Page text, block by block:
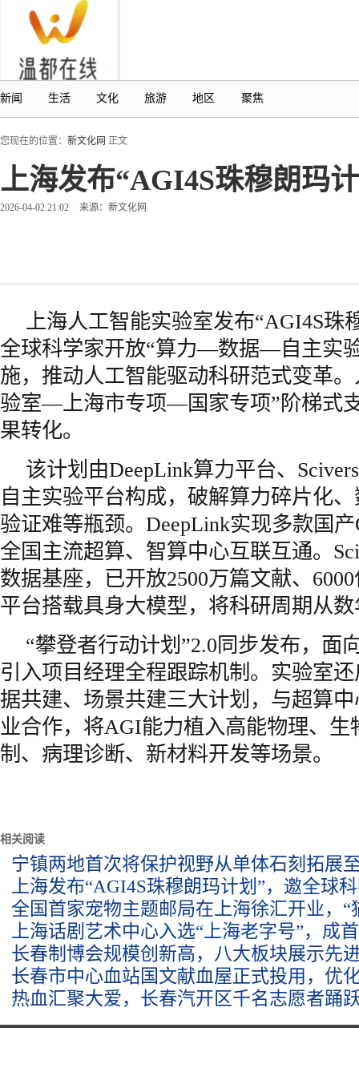
新闻 生活 文化 旅游 地区 聚焦
您现在的位置： 新文化网 正文
上海发布“AGI4S珠穆朗玛
2026-04-02 21:02 来源：新文化网
上海人工智能实验室发布“AGI4S珠
全球科学家开放“算力—数据—自主实
施，推动人工智能驱动科研范式变革
验室—上海市专项—国家专项”阶梯式
果转化。
该计划由DeepLink算力平台、
自主实验平台构成，破解算力碎片化
验证难等瓶颈。DeepLink实现多款国
全国主流超算、智算中心互联互通。
数据基座，已开放2500万篇文献、
平台搭载具身大模型，将科研周期从
“攀登者行动计划”2.0同步发布，面
引入项目经理全程跟踪机制。实验室
据共建、场景共建三大计划，与超算
业合作，将AGI能力植入高能物理、生
制、病理诊断、新材料开发等场景。
相关阅读
宁镇两地首次将保护视野从单体石刻拓展
上海发布“AGI4S珠穆朗玛计划”，邀全球
全国首家宠物主题邮局在上海徐汇开业，“
上海话剧艺术中心入选“上海老字号”，成
长春制博会规模创新高，八大板块展示先
长春市中心血站国文献血屋正式投用，优
热血汇聚大爱，长春汽开区千名志愿者踊